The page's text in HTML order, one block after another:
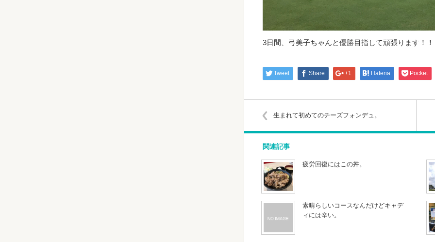
Tweet Share +1 Hatena Pocket
生まれて初めてのチーズフォンデュ。
関連記事
疲労回復にはこの丼。
素晴らしいコースなんだけどキャデ
ィには辛い。